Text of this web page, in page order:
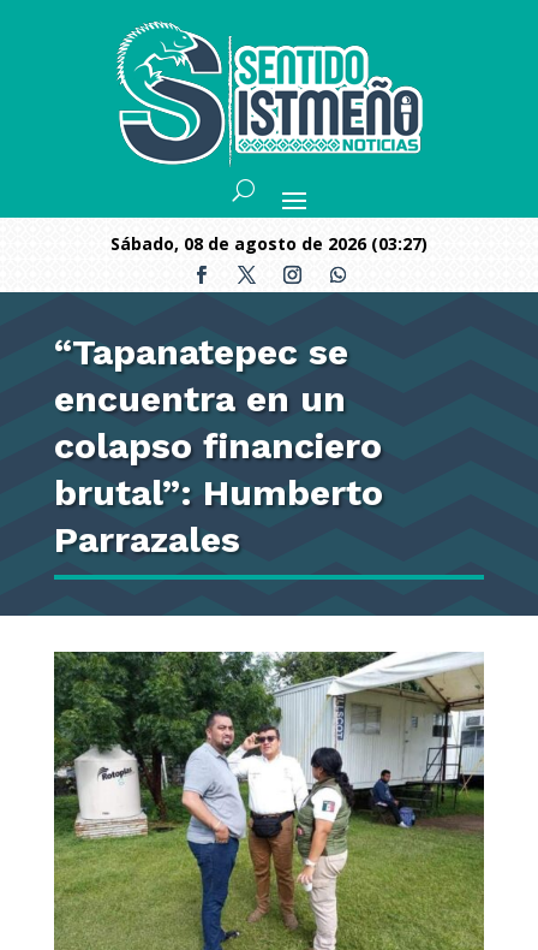
sábado, 08 de agosto de 2026 (03:27)
“Tapanatepec se
encuentra en un
colapso financiero
brutal”: Humberto
Parrazales